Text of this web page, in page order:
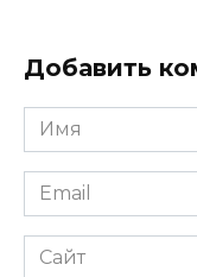
Добавить
Имя
*
Email
*
Сайт